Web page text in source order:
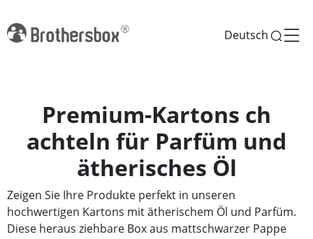
Deutsch
Premium-Kartons ch
achteln für Parfüm und
ätherisches Öl
Zeigen Sie Ihre Produkte perfekt in unseren
hochwertigen Kartons mit ätherischem Öl und Parfüm.
Diese heraus ziehbare Box aus mattschwarzer Pappe